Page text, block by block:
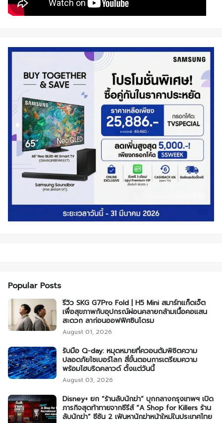
Popular Posts
รีวิว SKG G7Pro Fold | H5 Mini สมาร์ทแก็ดเจ็ต
เพื่อสุขภาพกับอุปกรณ์ผ่อนคลายกล้ามเนื้อคอแสน
สะดวก ลาก่อนออฟฟิศซินโดรม
August 01, 2026
รับมือ Q-day: หมุดหมายที่ควอนตัมพิชิตความ
ปลอดภัยไซเบอร์โลก สี่ขั้นตอนการเตรียมความ
พร้อมไฮบริดคลาวด์ ตั้งแต่วันนี้
August 03, 2026
Disney+ ยก “ร้านลับนักฆ่า” บุกกลางกรุงเทพฯ เปิด
ภารกิจสุดท้าทายจากซีรีส์ “A Shop for Killers ร้าน
ลับนักฆ่า” ซีซัน 2 เฟ้นหานักฆ่าหน้าใหม่ในประเทศไทย